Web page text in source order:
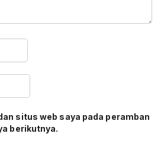
situs web saya pada peramban
berikutnya.